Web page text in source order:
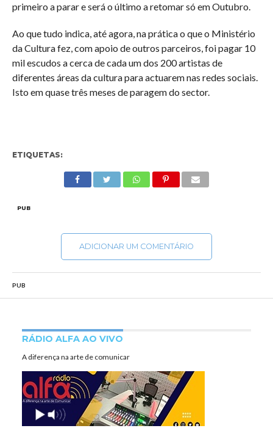
primeiro a parar e será o último a retomar só em Outubro.
Ao que tudo indica, até agora, na prática o que o Ministério
da Cultura fez, com apoio de outros parceiros, foi pagar 10
mil escudos a cerca de cada um dos 200 artistas de
diferentes áreas da cultura para actuarem nas redes sociais.
Isto em quase três meses de paragem do sector.
ETIQUETAS:
PUB
ADICIONAR UM COMENTÁRIO
PUB
RÁDIO ALFA AO VIVO
A diferença na arte de comunicar